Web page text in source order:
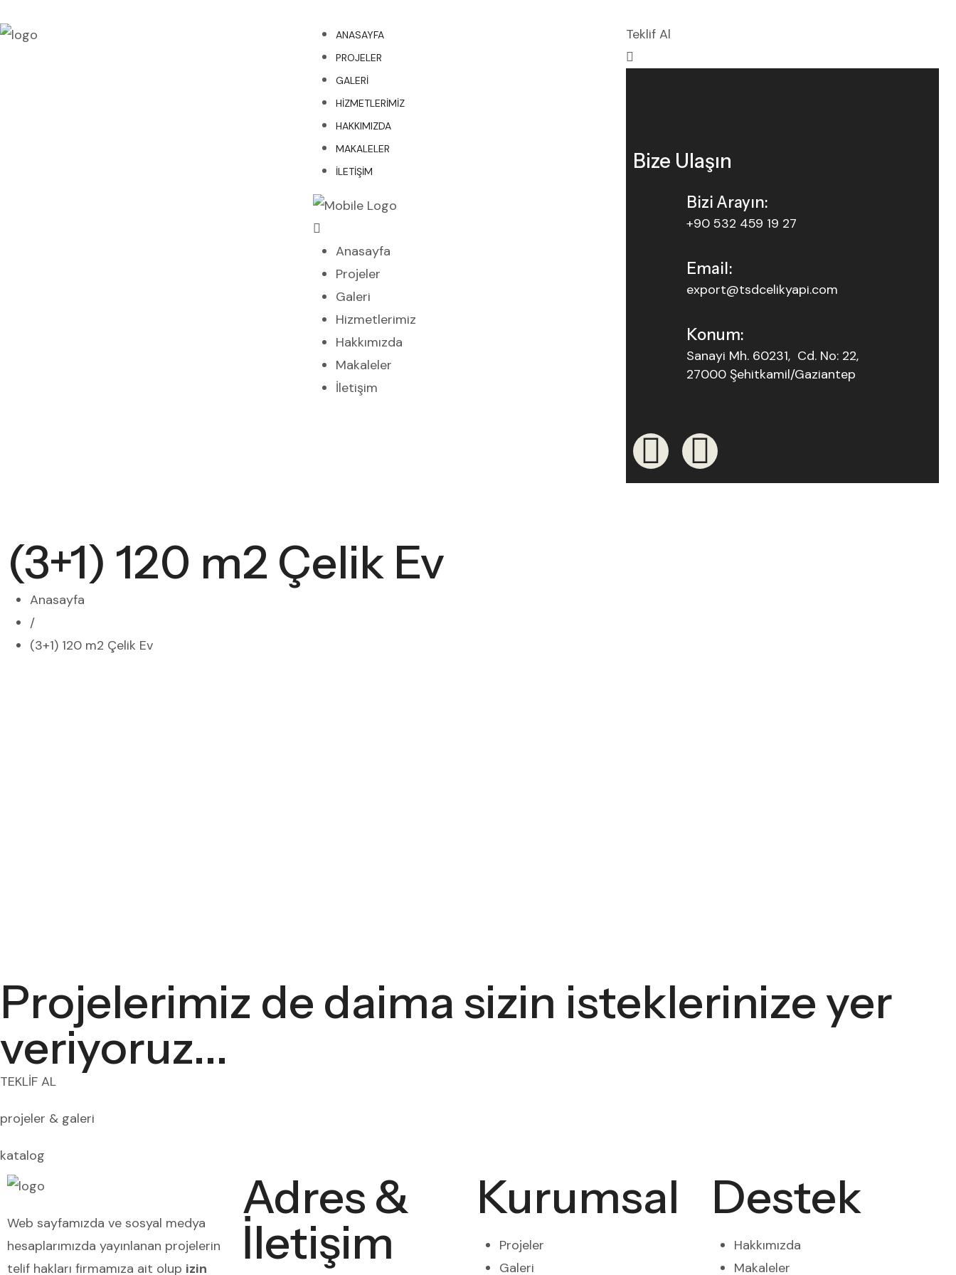
ANASAYFA
PROJELER
GALERI
HIZMETLERIMIZ
HAKKIMIZDA
MAKALELER
İLETIŞIM
Anasayfa
Projeler
Galeri
Hizmetlerimiz
Hakkımızda
Makaleler
İletişim
Teklif Al
Bize Ulaşın
Bizi Arayın:
+90 532 459 19 27
Email:
export@tsdcelikyapi.com
Konum:
Sanayi Mh. 60231, Cd. No: 22,
27000 Şehitkamil/Gaziantep
(3+1) 120 m2 Çelik Ev
Anasayfa
/
(3+1) 120 m2 Çelik Ev
Projelerimiz de daima sizin isteklerinize yer
veriyoruz...
TEKLİF AL
projeler & galeri
katalog
Web sayfamızda ve sosyal medya
hesaplarımızda yayınlanan projelerin
telif hakları firmamıza ait olup izin
Adres &
İletişim
Kurumsal
Projeler
Galeri
Destek
Hakkımızda
Makaleler